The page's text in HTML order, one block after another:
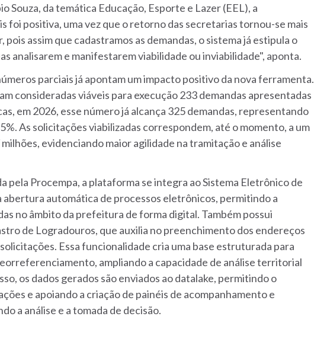
Souza, da temática Educação, Esporte e Lazer (EEL), a
foi positiva, uma vez que o retorno das secretarias tornou-se mais
pois assim que cadastramos as demandas, o sistema já estipula o
analisarem e manifestarem viabilidade ou inviabilidade", aponta.
parciais já apontam um impacto positivo da nova ferramenta.
consideradas viáveis para execução 233 demandas apresentadas
em 2026, esse número já alcança 325 demandas, representando
As solicitações viabilizadas correspondem, até o momento, a um
evidenciando maior agilidade na tramitação e análise
pela Procempa, a plataforma se integra ao Sistema Eletrônico de
abertura automática de processos eletrônicos, permitindo a
no âmbito da prefeitura de forma digital. Também possui
de Logradouros, que auxilia no preenchimento dos endereços
Essa funcionalidade cria uma base estruturada para
ampliando a capacidade de análise territorial
os dados gerados são enviados ao datalake, permitindo o
e apoiando a criação de painéis de acompanhamento e
a análise e a tomada de decisão.